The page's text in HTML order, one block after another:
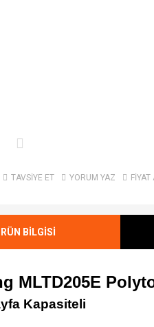
TAVSİYE ET YORUM YAZ FİYAT
BİLGİSİ
MLTD205E
Kapasiteli